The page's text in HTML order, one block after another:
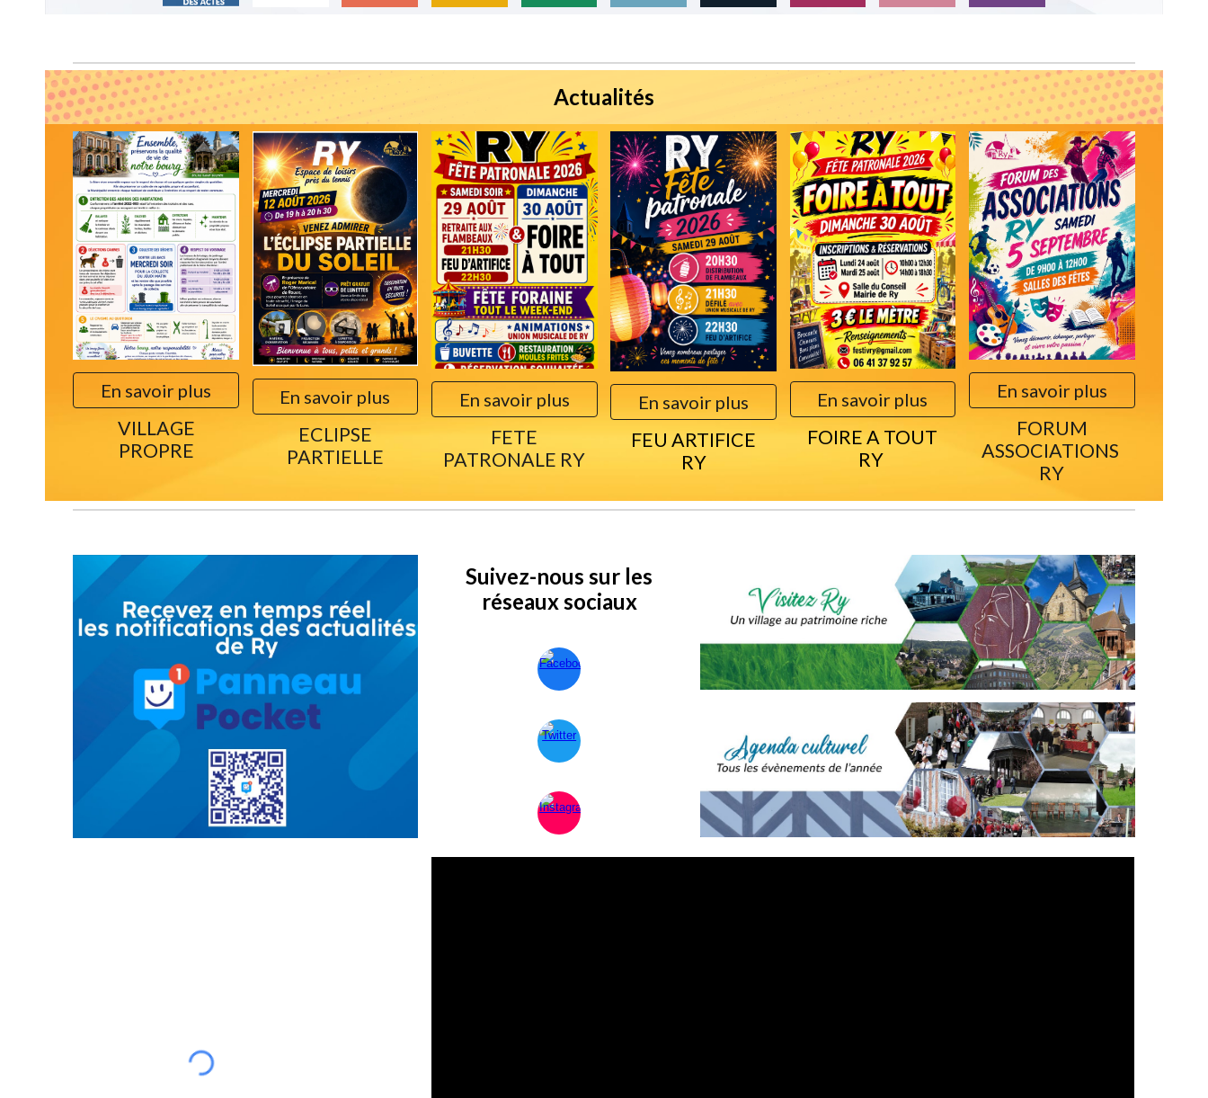
Actualités
En savoir plus
VILLAGE
PROPRE
En savoir plus
ECLIPSE
PARTIELLE
En savoir plus
FETE
PATRONALE RY
En savoir plus
FEU ARTIFICE
RY
En savoir plus
FOIRE A TOUT
RY
En savoir plus
FORUM
ASSOCIATIONS
RY
Suivez-nous sur les
réseaux sociaux